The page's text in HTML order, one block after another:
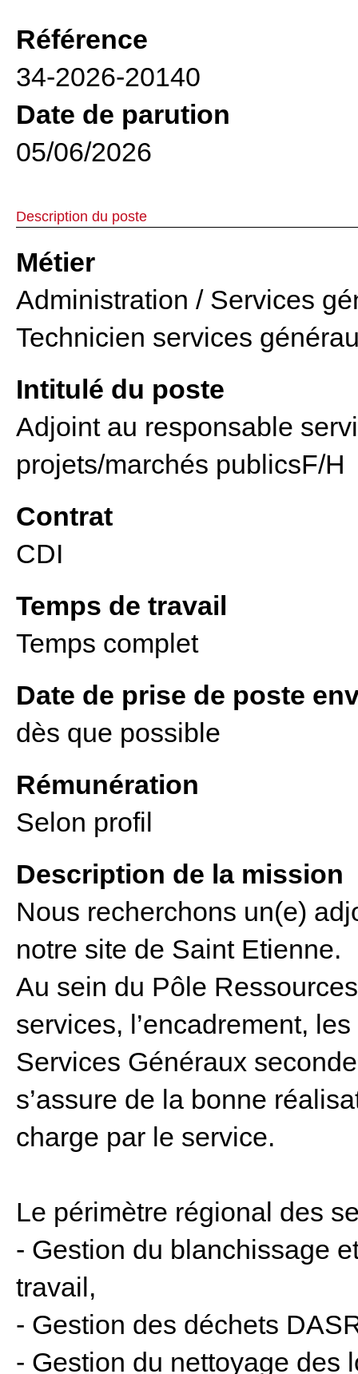
Référence
34-2026-20140
Date de parution
05/06/2026
Description du poste
Métier
Administration / Services
Technicien services
Intitulé du poste
Adjoint au responsable
projets/marchés publicsF/H
Contrat
CDI
Temps de travail
Temps complet
Date de prise de poste
dès que possible
Rémunération
Selon profil
Description de la mission
Nous recherchons un(e)
notre site de Saint Etienne.
Au sein du Pôle
services, l’encadrement,
Services Généraux
s’assure de la bonne
charge par le service.
Le périmètre régional des
- Gestion du blanchissage
travail,
- Gestion des déchets
- Gestion du nettoyage des